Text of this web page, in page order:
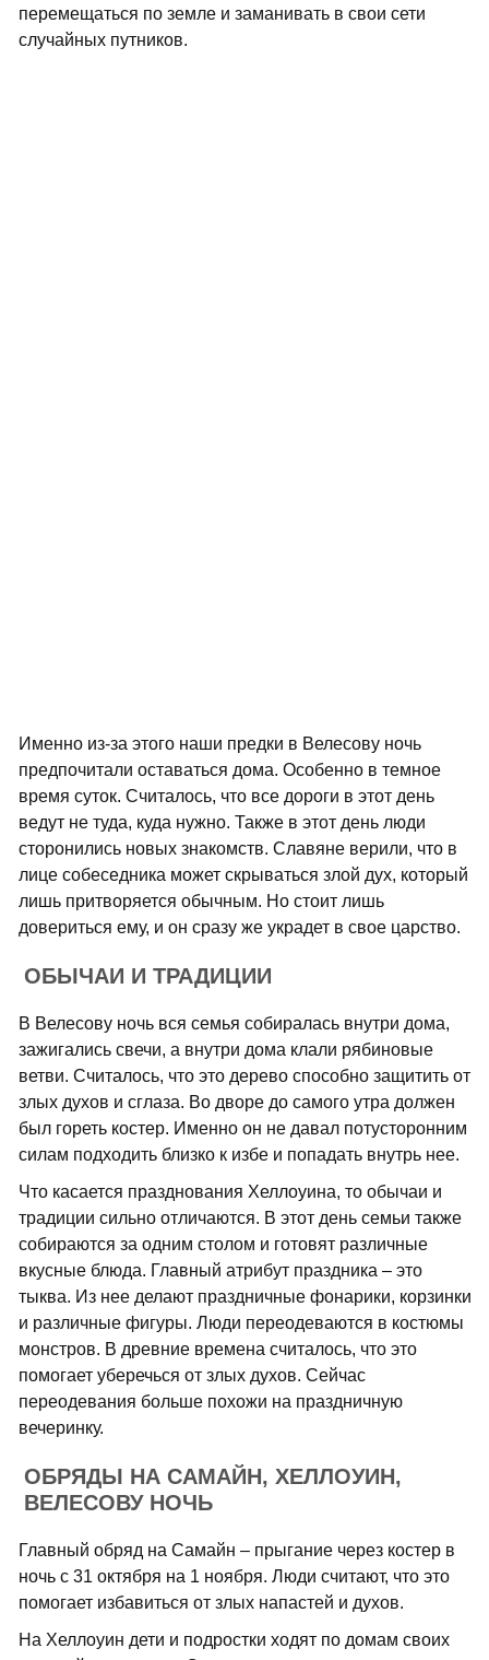
перемещаться по земле и заманивать в свои сети
случайных путников.
Именно из-за этого наши предки в Велесову ночь
предпочитали оставаться дома. Особенно в темное
время суток. Считалось, что все дороги в этот день
ведут не туда, куда нужно. Также в этот день люди
сторонились новых знакомств. Славяне верили, что в
лице собеседника может скрываться злой дух, который
лишь притворяется обычным. Но стоит лишь
довериться ему, и он сразу же украдет в свое царство.
ОБЫЧАИ И ТРАДИЦИИ
В Велесову ночь вся семья собиралась внутри дома,
зажигались свечи, а внутри дома клали рябиновые
ветви. Считалось, что это дерево способно защитить от
злых духов и сглаза. Во дворе до самого утра должен
был гореть костер. Именно он не давал потусторонним
силам подходить близко к избе и попадать внутрь нее.
Что касается празднования Хеллоуина, то обычаи и
традиции сильно отличаются. В этот день семьи также
собираются за одним столом и готовят различные
вкусные блюда. Главный атрибут праздника – это
тыква. Из нее делают праздничные фонарики, корзинки
и различные фигуры. Люди переодеваются в костюмы
монстров. В древние времена считалось, что это
помогает уберечься от злых духов. Сейчас
переодевания больше похожи на праздничную
вечеринку.
ОБРЯДЫ НА САМАЙН, ХЕЛЛОУИН,
ВЕЛЕСОВУ НОЧЬ
Главный обряд на Самайн – прыгание через костер в
ночь с 31 октября на 1 ноября. Люди считают, что это
помогает избавиться от злых напастей и духов.
На Хеллоуин дети и подростки ходят по домам своих